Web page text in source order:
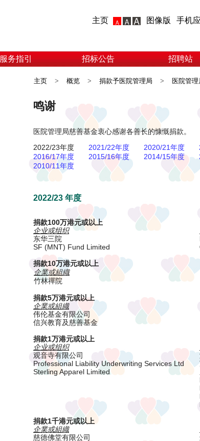
主页 图像版 手机
服务指引 招标公告 招聘站
主页 > 概览 > 捐款予医院管理局 > 医院管